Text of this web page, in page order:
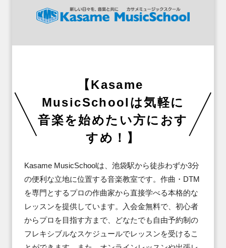
【Kasame
MusicSchoolは気軽に
音楽を始めたい方におす
すめ！】
Kasame MusicSchoolは、池袋駅から徒歩わずか3分
の便利な立地に位置する音楽教室です。作曲・DTM
を専門とするプロの作曲家から直接学べる本格的な
レッスンを提供しています。入会金無料で、初心者
からプロを目指す方まで、どなたでも自由予約制の
フレキシブルなスケジュールでレッスンを受けるこ